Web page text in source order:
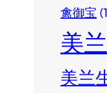
禽御宝
美
美兰